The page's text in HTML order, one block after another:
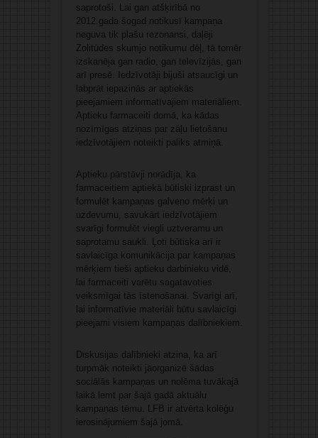
saprotoši. Lai gan atšķirībā no
2012.gada šogad notikusī kampaņa
neguva tik plašu rezonansi, daļēji
Zolitūdes skumjo notikumu dēļ, tā tomēr
izskanēja gan radio, gan televīzijās, gan
arī presē. Iedzīvotāji bijuši atsaucīgi un
labprāt iepazinās ar aptiekās
pieejamiem informatīvajiem materiāliem.
Aptieku farmaceiti domā, ka kādas
nozīmīgas atziņas par zāļu lietošanu
iedzīvotājiem noteikti paliks atmiņā.
Aptieku pārstāvji norādīja, ka
farmaceitiem aptiekā būtiski izprast un
formulēt kampaņas galveno mērķi un
uzdevumu, savukārt iedzīvotājiem
svarīgi formulēt viegli uztveramu un
saprotamu saukli. Ļoti būtiska arī ir
savlaicīga komunikācija par kampaņas
mērķiem tieši aptieku darbinieku vidē,
lai farmaceiti varētu sagatavoties
veiksmīgai tās īstenošanai. Svarīgi arī,
lai informatīvie materiāli būtu savlaicīgi
pieejami visiem kampaņas dalībniekiem.
Diskusijas dalībnieki atzina, ka arī
turpmāk noteikti jāorganizē šādas
sociālās kampaņas un nolēma tuvākajā
laikā lemt par šajā gadā aktuālu
kampaņas tēmu. LFB ir atvērta kolēģu
ierosinājumiem šajā jomā.